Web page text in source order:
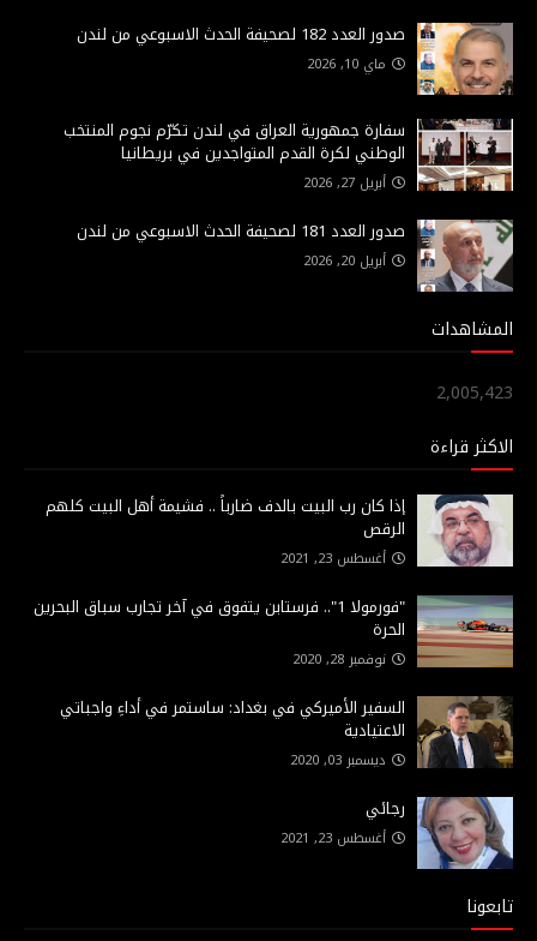
صدور العدد 182 لصحيفة الحدث الاسبوعي من لندن
ماي 10, 2026
سفارة جمهورية العراق في لندن تكرّم نجوم المنتخب
الوطني لكرة القدم المتواجدين في بريطانيا
أبريل 27, 2026
صدور العدد 181 لصحيفة الحدث الاسبوعي من لندن
أبريل 20, 2026
المشاهدات
2,005,423
الاكثر قراءة
إذا كان رب البيت بالدف ضارباً .. فشيمة أهل البيت كلهم
الرقص
أغسطس 23, 2021
"فورمولا 1".. فرستابن يتفوق في آخر تجارب سباق البحرين
الحرة
نوفمبر 28, 2020
السفير الأميركي في بغداد: ساستمر في أداءِ واجباتي
الاعتيادية
ديسمبر 03, 2020
رجائي
أغسطس 23, 2021
تابعونا